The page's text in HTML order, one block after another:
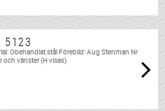
5123
Obehandlat stål Förebild: Aug Stenman Nr
och vänster (H visas)